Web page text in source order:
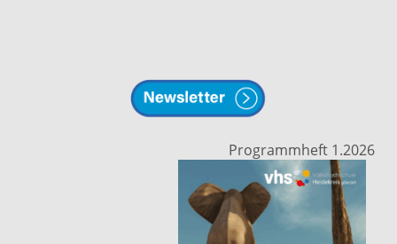
Programmheft 1.2026